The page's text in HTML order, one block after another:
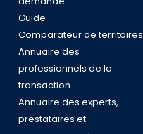
Guide
Comparateur de territoires
Annuaire des
professionnels de la
transaction
Annuaire des experts,
prestataires et